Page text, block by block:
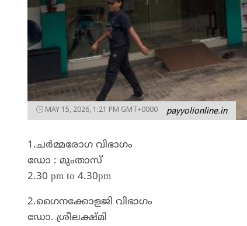
MAY 15, 2026, 1:21 PM GMT+0000 payyolionline.in
1.ചർമ്മരോഗ വിഭാഗം
ഡോ : മുംതാസ്
2.30 pm to 4.30pm
2.ഗൈനക്കോളജി വിഭാഗം
ഡോ. ശ്രീലക്ഷ്മി